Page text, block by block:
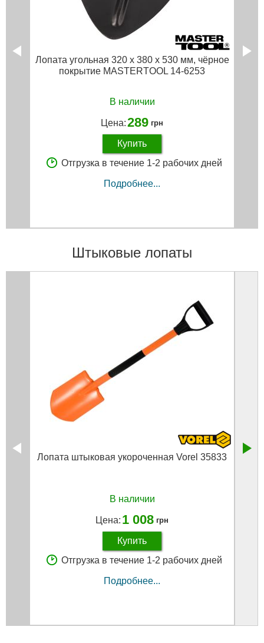
Лопата угольная 320 x 380 x 530 мм, чёрное
покрытие MASTERTOOL 14-6253
В наличии
Цена:289 грн
Купить
Отгрузка в течение 1-2 рабочих дней
Подробнее...
Штыковые лопаты
Лопата штыковая укороченная Vorel 35833
В наличии
Цена: 1 008 грн
Купить
Отгрузка в течение 1-2 рабочих дней
Подробнее...